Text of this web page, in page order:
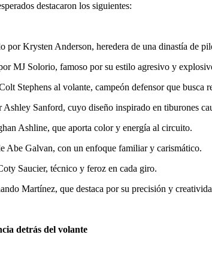
destacaron los siguientes:
por Krysten Anderson, heredera de una dinastía de
MJ Solorio, famoso por su estilo agresivo y
Stephens al volante, campeón defensor que busca
Sanford, cuyo diseño inspirado en tiburones
Ashline, que aporta color y energía al circuito.
Abe Galvan, con un enfoque familiar y carismático.
Saucier, técnico y feroz en cada giro.
Martínez, que destaca por su precisión y
detrás del volante